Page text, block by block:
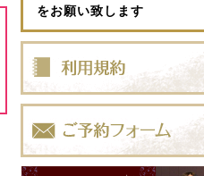
をお願い致します